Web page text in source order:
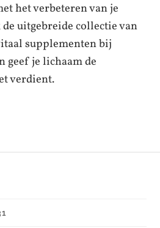
het verbeteren van je
uitgebreide collectie van
supplementen bij
geef je lichaam de
verdient.